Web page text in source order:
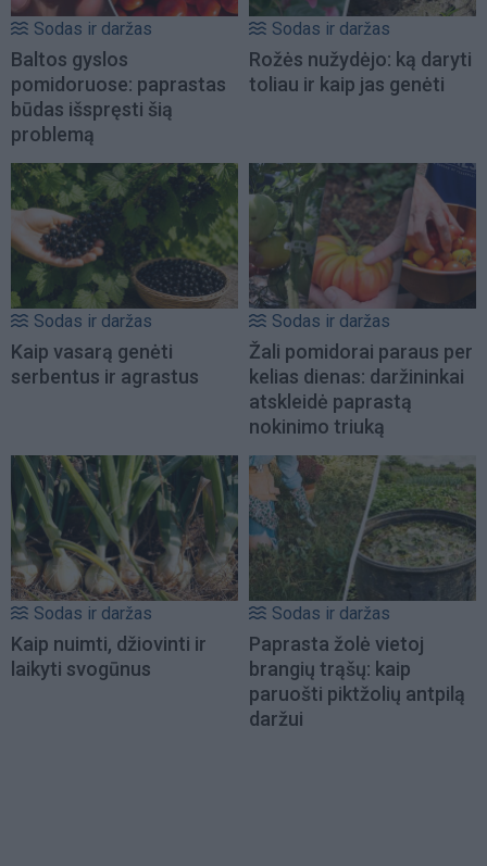
Sodas ir daržas
Baltos gyslos
pomidoruose: paprastas
būdas išspręsti šią
problemą
Sodas ir daržas
Rožės nužydėjo: ką daryti
toliau ir kaip jas genėti
Sodas ir daržas
Kaip vasarą genėti
serbentus ir agrastus
Sodas ir daržas
Žali pomidorai paraus per
kelias dienas: daržininkai
atskleidė paprastą
nokinimo triuką
Sodas ir daržas
Kaip nuimti, džiovinti ir
laikyti svogūnus
Sodas ir daržas
Paprasta žolė vietoj
brangių trąšų: kaip
paruošti piktžolių antpilą
daržui